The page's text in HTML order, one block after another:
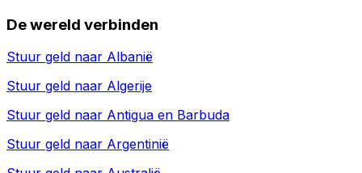
De wereld verbinden
Stuur geld naar Albanië
Stuur geld naar Algerije
Stuur geld naar Antigua en Barbuda
Stuur geld naar Argentinië